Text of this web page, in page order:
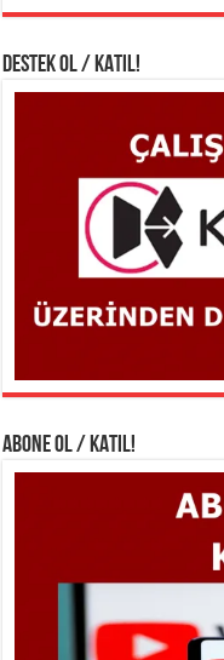
DESTEK OL / KATIL!
ABONE OL / KATIL!